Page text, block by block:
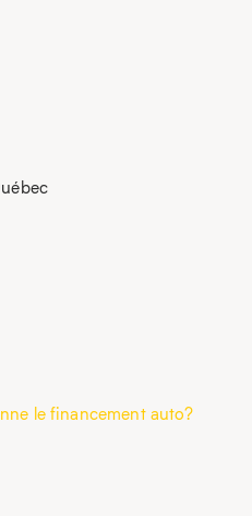
le financement auto?